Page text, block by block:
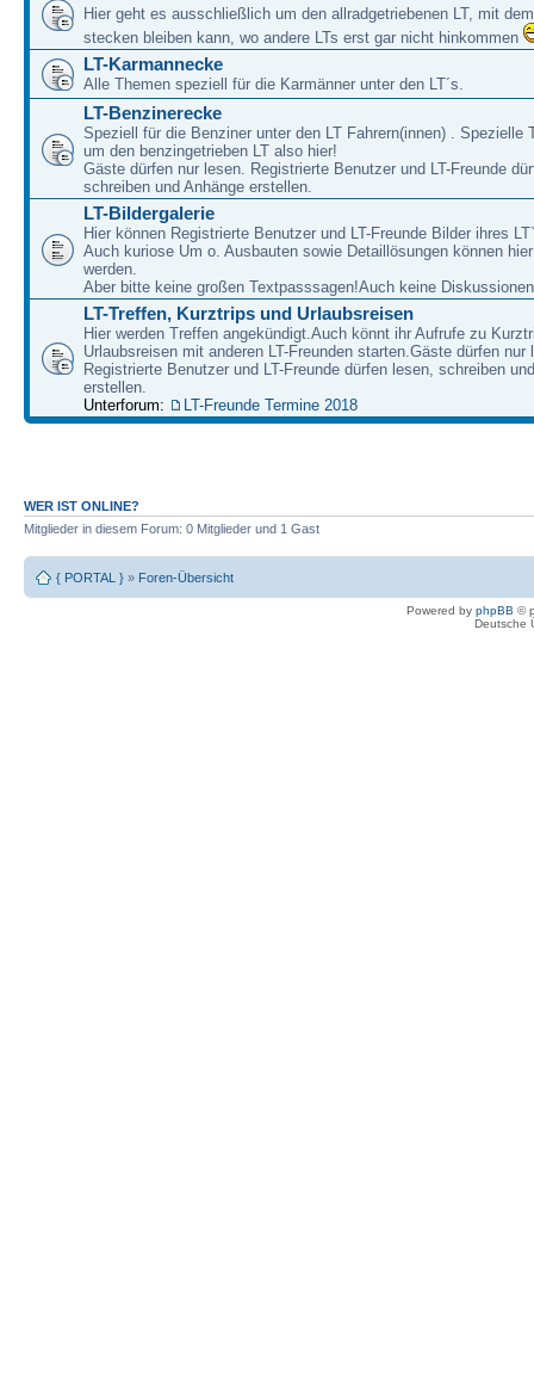
Hier geht es ausschließlich um den allradgetriebenen LT, mit
stecken bleiben kann, wo andere LTs erst gar nicht hinkommen
LT-Karmannecke
Alle Themen speziell für die Karmänner unter den LT´s.
LT-Benzinerecke
Speziell für die Benziner unter den LT Fahrern(innen) . Spezielle
um den benzingetrieben LT also hier!
Gäste dürfen nur lesen. Registrierte Benutzer und LT-Freunde
schreiben und Anhänge erstellen.
LT-Bildergalerie
Hier können Registrierte Benutzer und LT-Freunde Bilder ihres
Auch kuriose Um o. Ausbauten sowie Detaillösungen können
werden.
Aber bitte keine großen Textpasssagen!Auch keine
LT-Treffen, Kurztrips und Urlaubsreisen
Hier werden Treffen angekündigt.Auch könnt ihr Aufrufe zu
Urlaubsreisen mit anderen LT-Freunden starten.Gäste dürfen nur
Registrierte Benutzer und LT-Freunde dürfen lesen, schreiben
erstellen.
Unterforum:
LT-Freunde Termine 2018
WER IST ONLINE?
Mitglieder in diesem Forum: 0 Mitglieder und 1 Gast
{ PORTAL } » Foren-Übersicht
Powered by phpBB ©
Deutsche